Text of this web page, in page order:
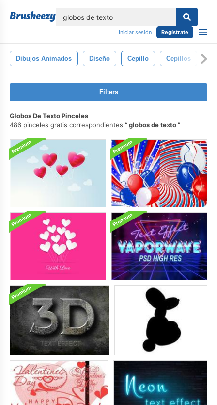
Iniciar sesión Regístrate
Dibujos Animados Diseño Cepillo Cepillos
Filters
Globos De Texto Pinceles
486 pinceles gratis correspondientes
globos de texto